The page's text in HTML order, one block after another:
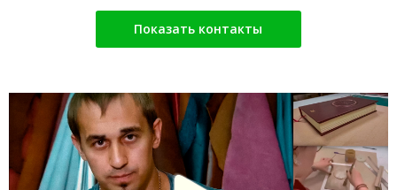
Показать контакты